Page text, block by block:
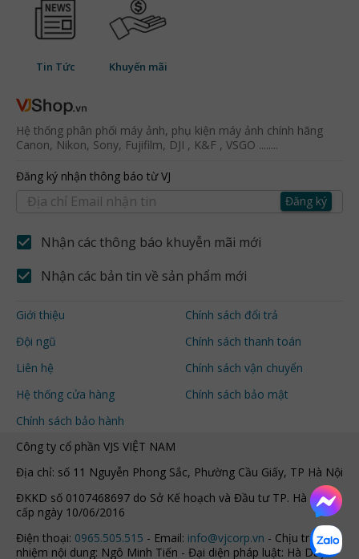
Tin Tức Khuyến mãi
Hệ thống phân phối máy ảnh, phụ kiện máy ảnh chính hãng
Canon, Nikon, Sony, Fujifilm, DJI , K&F , VSGO ........
Đăng ký nhận thông báo từ VJ
Đăng ký
Nhận các thông báo khuyễn mãi mới
Nhận các bản tin về sản phẩm mới
Giới thiệu
Đội ngũ
Liên hệ
Hệ thống cửa hàng
Chính sách bảo hành
Chính sách đổi trả
Chính sách thanh toán
Chính sách vận chuyển
Chính sách bảo mật
Công ty cổ phần VJS VIỆT NAM
Địa chỉ: số 11 Nguyễn Phong Sắc, Phường Cầu Giấy, TP Hà Nội
ĐKKD số 0107468697 do Sở Kế hoạch và Đầu tư TP. Hà Nội
cấp ngày 10/06/2016
Điện thoại: 0965.505.515 - Email: info@vjcorp.vn - Chịu trách
nhiệm nội dung: Ngô Minh Tiến - Đại diện pháp luật: Hà Duy